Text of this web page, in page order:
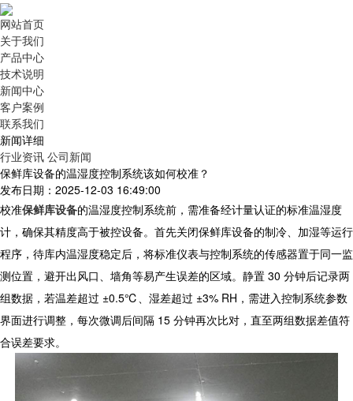
网站首页
关于我们
产品中心
技术说明
新闻中心
客户案例
联系我们
新闻详细
行业资讯 公司新闻
保鲜库设备的温湿度控制系统该如何校准？
发布日期：2025-12-03 16:49:00
校准保鲜库设备的温湿度控制系统前，需准备经计量认证的标准温湿度
计，确保其精度高于被控设备。首先关闭保鲜库设备的制冷、加湿等运行
程序，待库内温湿度稳定后，将标准仪表与控制系统的传感器置于同一监
测位置，避开出风口、墙角等易产生误差的区域。静置 30 分钟后记录两
组数据，若温差超过 ±0.5℃、湿差超过 ±3% RH，需进入控制系统参数
界面进行调整，每次微调后间隔 15 分钟再次比对，直至两组数据差值符
合误差要求。